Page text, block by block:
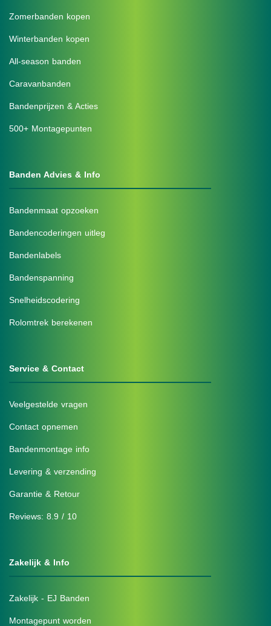
Zomerbanden kopen
Winterbanden kopen
All-season banden
Caravanbanden
Bandenprijzen & Acties
500+ Montagepunten
Banden Advies & Info
Bandenmaat opzoeken
Bandencoderingen uitleg
Bandenlabels
Bandenspanning
Snelheidscodering
Rolomtrek berekenen
Service & Contact
Veelgestelde vragen
Contact opnemen
Bandenmontage info
Levering & verzending
Garantie & Retour
Reviews: 8.9 / 10
Zakelijk & Info
Zakelijk - EJ Banden
Montagepunt worden